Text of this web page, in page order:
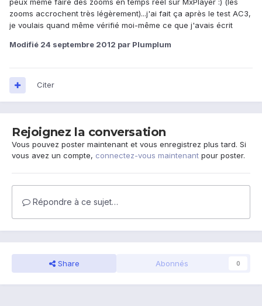
peux même faire des zooms en temps réel sur MxPlayer :) (les
zooms accrochent très légèrement)...j'ai fait ça après le test AC3,
je voulais quand même vérifié moi-même ce que j'avais écrit
Modifié 24 septembre 2012 par Plumplum
Citer
Rejoignez la conversation
Vous pouvez poster maintenant et vous enregistrez plus tard. Si
vous avez un compte, connectez-vous maintenant pour poster.
Répondre à ce sujet…
Share Abonnés 0